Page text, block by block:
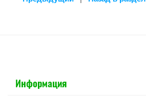
Информация